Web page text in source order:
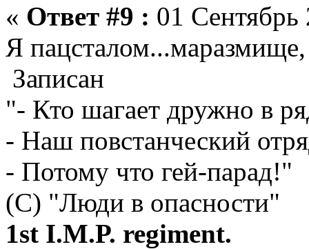
« Ответ #9 : 01
Я
Записан
"- Кто шагает дружно в
- Наш повстанческий
- Потому что гей-парад!"
(С) "Люди в опасности"
1st I.M.P. regiment.